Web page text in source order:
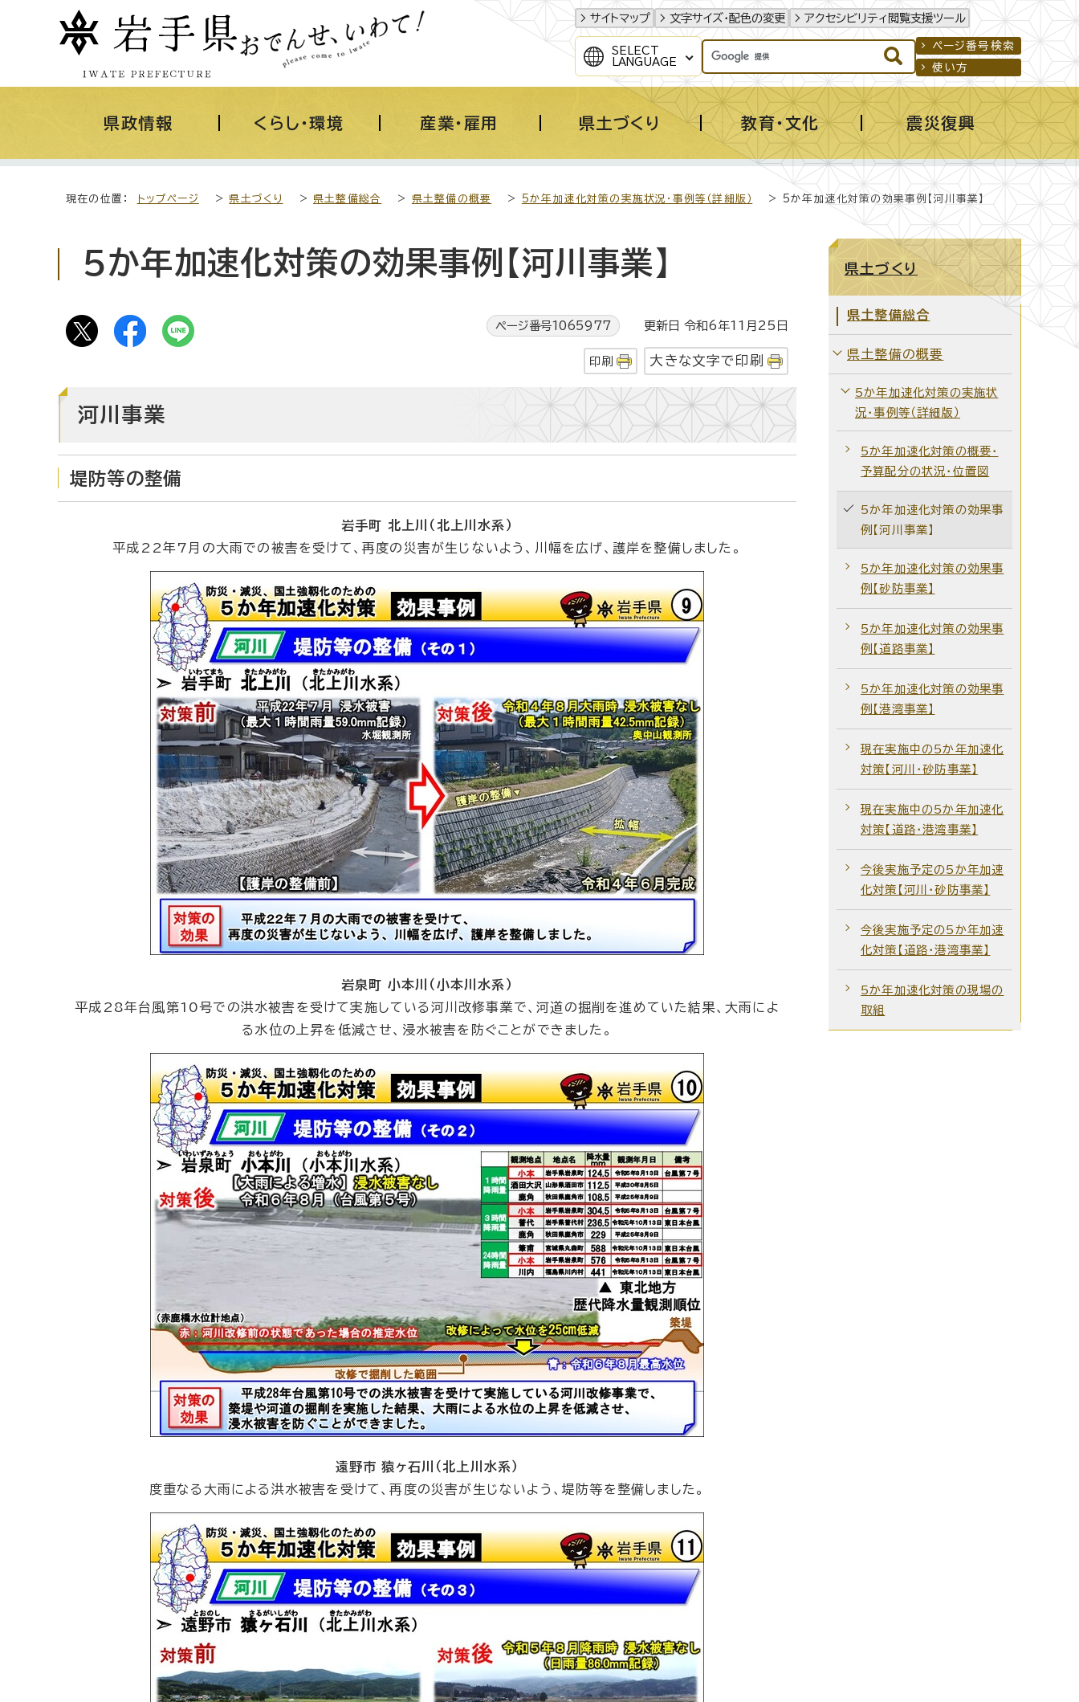
サイトマップ 文字サイズ・配色の変更 アクセシビリティ閲覧支援ツール
SELECT
LANGUAGE
ページ番号検索
使い方
県政情報 くらし・環境 産業・雇用 県土づくり 教育・文化 震災復興
現在の位置： トップページ > 県土づくり > 県土整備総合 > 県土整備の概要 > 5か年加速化対策の実施状況・事例等（詳細版） > 5か年加速化対策の効果事例【河川事業】
5か年加速化対策の効果事例【河川事業】
ページ番号1065977 更新日 令和6年11月25日
印刷 大きな文字で印刷
河川事業
堤防等の整備
岩手町 北上川（北上川水系）
平成22年7月の大雨での被害を受けて、再度の災害が生じないよう、川幅を広げ、護岸を整備しました。
岩泉町 小本川（小本川水系）
平成28年台風第10号での洪水被害を受けて実施している河川改修事業で、河道の掘削を進めていた結果、大雨によ
る水位の上昇を低減させ、浸水被害を防ぐことができました。
遠野市 猿ヶ石川（北上川水系）
度重なる大雨による洪水被害を受けて、再度の災害が生じないよう、堤防等を整備しました。
県土づくり
県土整備総合
県土整備の概要
5か年加速化対策の実施状
況・事例等（詳細版）
5か年加速化対策の概要・
予算配分の状況・位置図
5か年加速化対策の効果事
例【河川事業】
5か年加速化対策の効果事
例【砂防事業】
5か年加速化対策の効果事
例【道路事業】
5か年加速化対策の効果事
例【港湾事業】
現在実施中の5か年加速化
対策【河川・砂防事業】
現在実施中の5か年加速化
対策【道路・港湾事業】
今後実施予定の5か年加速
化対策【河川・砂防事業】
今後実施予定の5か年加速
化対策【道路・港湾事業】
5か年加速化対策の現場の
取組